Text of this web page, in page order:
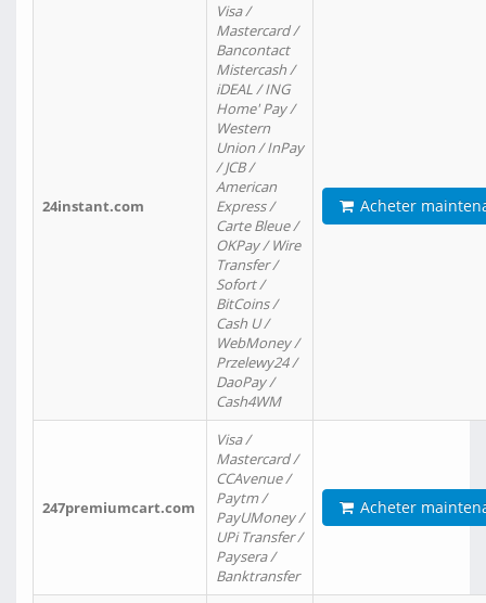
24instant.com
Visa /
Mastercard /
Bancontact
Mistercash /
iDEAL / ING
Home' Pay /
Western
Union / InPay
/ JCB /
American
Express /
Carte Bleue /
OKPay / Wire
Transfer /
Sofort /
BitCoins /
Cash U /
WebMoney /
Przelewy24 /
DaoPay /
Cash4WM
Acheter
247premiumcart.com
Visa /
Mastercard /
CCAvenue /
Paytm /
PayUMoney /
UPi Transfer /
Paysera /
Banktransfer
Acheter